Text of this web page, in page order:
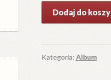
Katzen
dem
Objektiv.
Dodaj do
Kategoria: Album